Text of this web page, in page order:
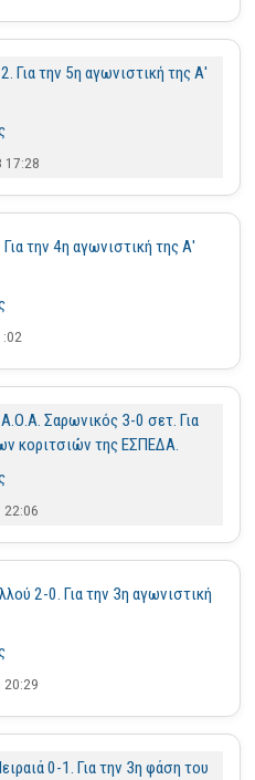
Για την 5η αγωνιστική της Α'
17:28
την 4η αγωνιστική της Α'
Σαρωνικός 3-0 σετ. Για
κοριτσιών της ΕΣΠΕΔΑ.
22:06
2-0. Για την 3η αγωνιστική
20:29
0-1. Για την 3η φάση του